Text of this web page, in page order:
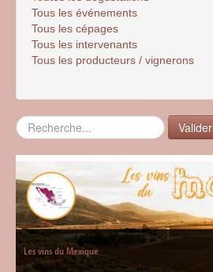
Tous les événements
Tous les cépages
Tous les intervenants
Tous les producteurs / vignerons
Rechercher Valider
Les vins du Mexique